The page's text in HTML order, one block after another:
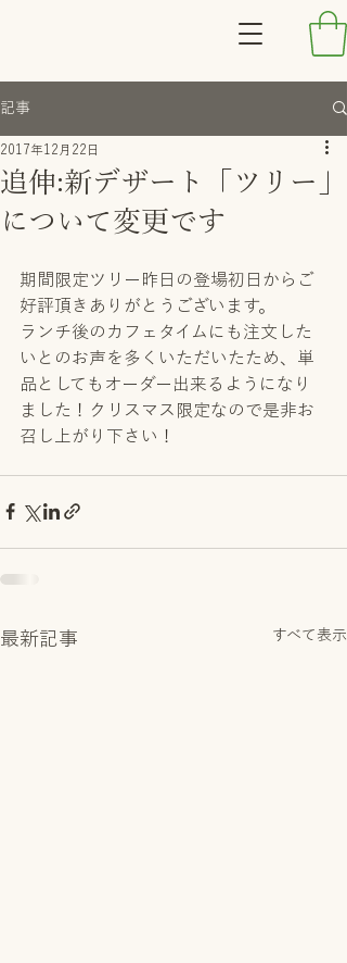
記事
追伸:新デザート「ツリー」
について変更です
2017年12月22日
期間限定ツリー昨日の登場初日からご
好評頂きありがとうございます。
ランチ後のカフェタイムにも注文した
いとのお声を多くいただいたため、単
品としてもオーダー出来るようになり
ました！クリスマス限定なので是非お
召し上がり下さい！
最新記事 すべて表示